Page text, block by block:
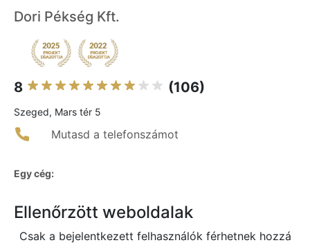
Dori Pékség Kft.
8 (106)
Szeged, Mars tér 5
Mutasd a telefonszámot
Egy cég:
Ellenőrzött weboldalak
Csak a bejelentkezett felhasználók férhetnek hozzá